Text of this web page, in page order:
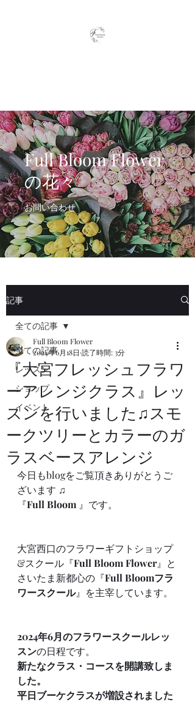
Full Bloom Flower
の花々
お問い合わせ
記事
全ての記事
レッスン
ショップ
イベント
全ての記事
『大宮フレッシュフラワ
ーアレンジクラス』レッ
スンを行いました♫スモ
ークツリーとカラーのガ
ラスベースアレンジ
Full Bloom Flower
2024年6月18日 読了時間: 3分
今日もblogをご覧頂きありがとうご
ざいます ♫
『Full Bloom 』です。
大宮西口のフラワーギフトショップ
&スクール『Full Bloom Flower』と
さいたま新都心の『Full Bloomフラ
ワースクール』を主宰しています。
2024年6月のフラワースクールレッ
スンの日程です。
新たなクラス・コースを開講致しま
した。
平日ブーケクラスが増設されました